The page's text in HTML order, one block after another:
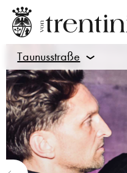
Taunusstraße